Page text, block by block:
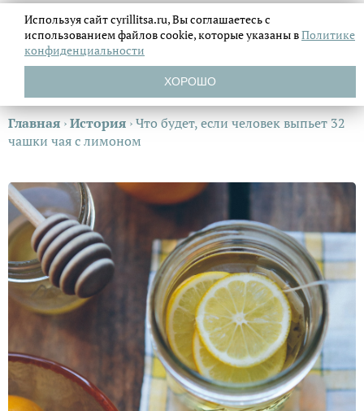
Главная ›История ›Что будет, если человек выпьет 32
чашки чая с лимоном
Используя сайт cyrillitsa.ru, Вы соглашаетесь с
использованием файловcookie, которые указаны вПолитике
конфиденциальности
ХОРОШО